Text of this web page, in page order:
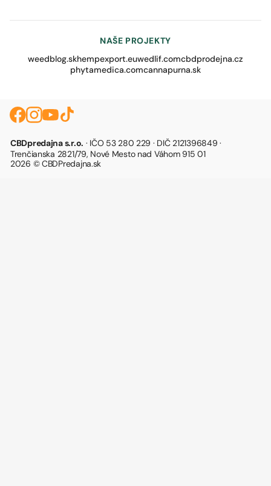
NAŠE PROJEKTY
weedblog.skhempexport.euwedlif.comcbdprodejna.cz
phytamedica.comcannapurna.sk
CBDpredajna s.r.o. · IČO 53 280 229 · DIČ 2121396849 ·
Trenčianska 2821/79, Nové Mesto nad Váhom 915 01
2026 © CBDPredajna.sk